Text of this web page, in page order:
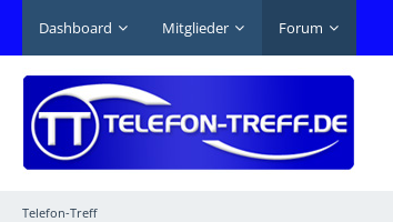
Dashboard Mitglieder Forum
Telefon-Treff